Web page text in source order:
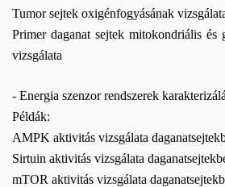
Tumor sejtek oxigénfogyásának
Primer daganat sejtek mitokondriális és
vizsgálata
- Energia szenzor rendszerek
Példák:
AMPK aktivitás vizsgálata
Sirtuin aktivitás vizsgálata
mTOR aktivitás vizsgálata